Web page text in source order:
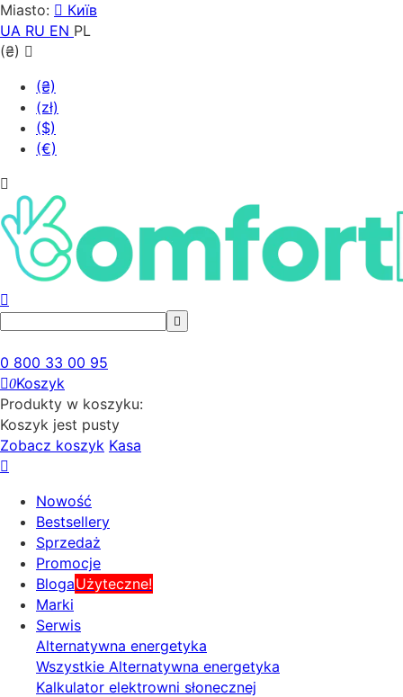
Miasto:
Київ
UA RU EN PL
(₴)
(₴)
(zł)
($)
(€)
0 800 33 00 95
0Koszyk
Produkty w koszyku:
Koszyk jest pusty
Zobacz koszyk Kasa
Nowość
Bestsellery
Sprzedaż
Promocje
BlogaUżyteczne!
Marki
Serwis
Alternatywna energetyka
Wszystkie Alternatywna energetyka
Kalkulator elektrowni słonecznej